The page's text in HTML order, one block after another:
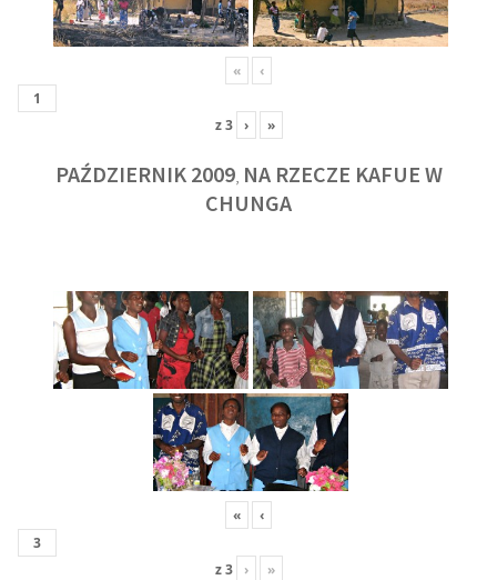
« ‹
z3 › »
PAŹDZIERNIK 2009, NA RZECZE KAFUE W
CHUNGA
« ‹
z3 › »